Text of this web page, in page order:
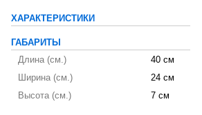
ХАРАКТЕРИСТИКИ
ГАБАРИТЫ
Длина (см.)
40 см
Ширина (см.)
24 см
Высота (см.)
7 см